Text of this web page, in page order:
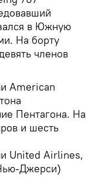
в Южную
На борту
членов
American
Пентагона. На
и шесть
United Airlines,